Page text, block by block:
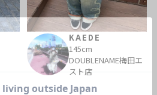
KAEDE
145cm
DOUBLENAME梅田エ
スト店